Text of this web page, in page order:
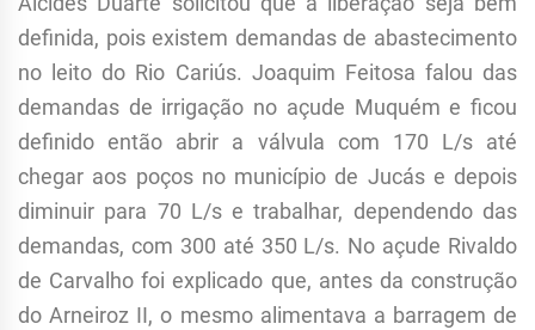
definida, pois existem demandas de abastecimento
no leito do Rio Cariús. Joaquim Feitosa falou das
demandas de irrigação no açude Muquém e ficou
definido então abrir a válvula com 170 L/s até
chegar aos poços no município de Jucás e depois
diminuir para 70 L/s e trabalhar, dependendo das
demandas, com 300 até 350 L/s. No açude Rivaldo
de Carvalho foi explicado que, antes da construção
do Arneiroz II, o mesmo alimentava a barragem de